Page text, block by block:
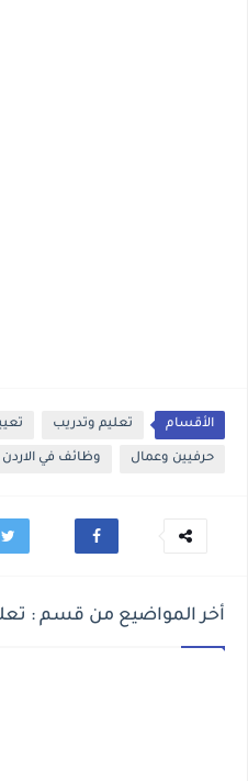
الأقسام تعليم وتدريب
حرفيين وعمال وظائف في الاردن
أخر المواضيع من قسم :